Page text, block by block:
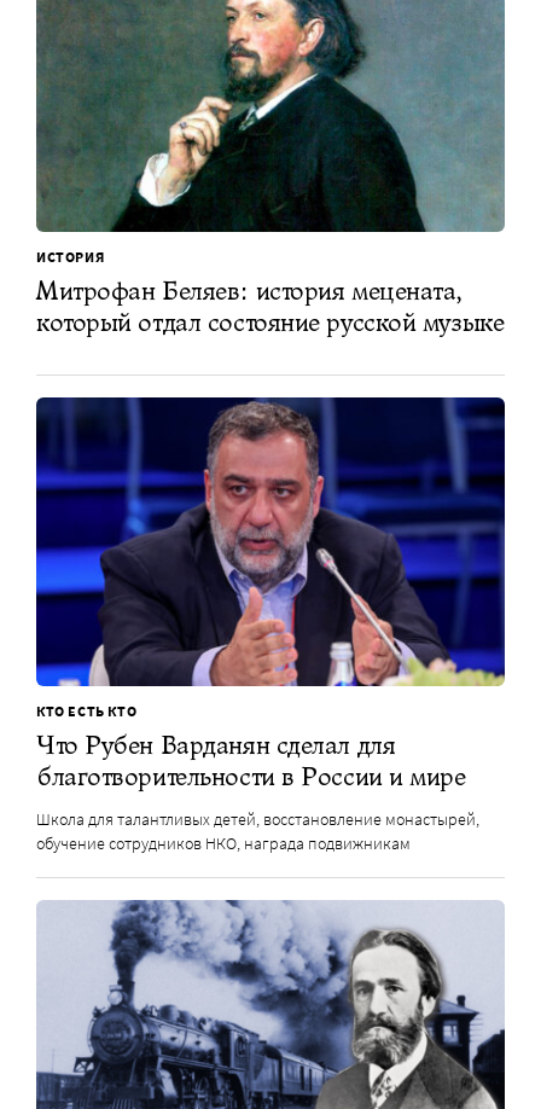
ИСТОРИЯ
Митрофан Беляев: история мецената,
который отдал состояние русской музыке
КТО ЕСТЬ КТО
Что Рубен Варданян сделал для
благотворительности в России и мире
Школа для талантливых детей, восстановление монастырей,
обучение сотрудников НКО, награда подвижникам